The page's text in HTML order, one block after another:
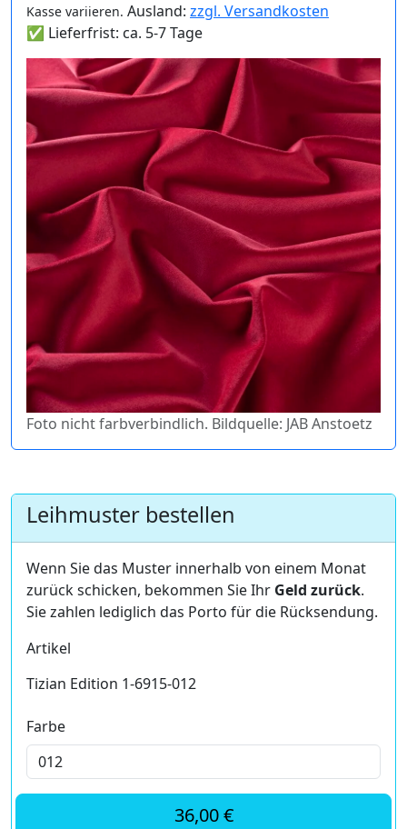
Kasse variieren. Ausland: zzgl. Versandkosten
✅ Lieferfrist: ca. 5-7 Tage
Foto nicht farbverbindlich. Bildquelle: JAB Anstoetz
Leihmuster bestellen
Wenn Sie das Muster innerhalb von einem Monat
zurück schicken, bekommen Sie Ihr Geld zurück.
Sie zahlen lediglich das Porto für die Rücksendung.
Artikel
Tizian Edition 1-6915-012
Farbe
36,00 €